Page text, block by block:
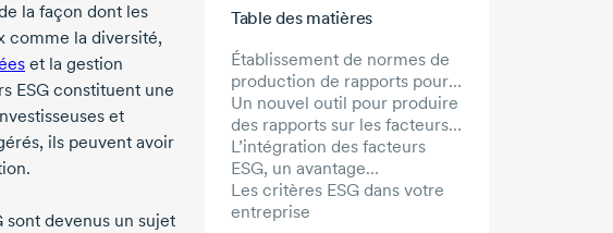
Table des matières
Établissement de normes de
production de rapports pour
le capital de risque canadien
Un nouvel outil pour produire
des rapports sur les facteurs
ESG dans le secteur canadien
du capital de risque
L’intégration des facteurs
ESG, un avantage
concurrentiel
Les critères ESG dans votre
entreprise
la façon dont les
comme la diversité,
et la gestion
ESG constituent une
et
ils peuvent avoir
sont devenus un sujet